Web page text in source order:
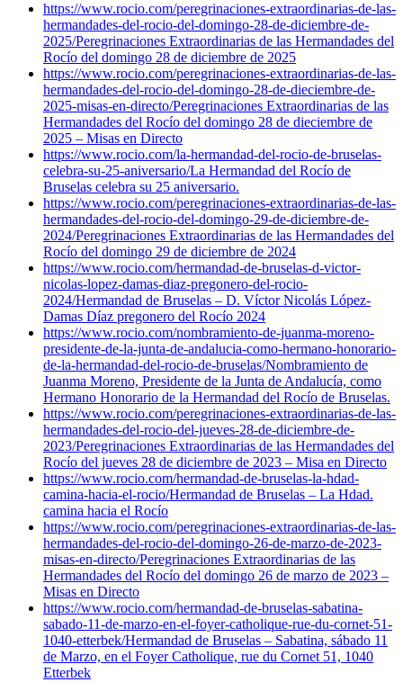
https://www.rocio.com/peregrinaciones-extraordinarias-de-las-
hermandades-del-rocio-del-domingo-28-de-diciembre-de-
2025/Peregrinaciones Extraordinarias de las Hermandades del
Rocío del domingo 28 de diciembre de 2025
https://www.rocio.com/peregrinaciones-extraordinarias-de-las-
hermandades-del-rocio-del-domingo-28-de-dieciembre-de-
2025-misas-en-directo/Peregrinaciones Extraordinarias de las
Hermandades del Rocío del domingo 28 de dieciembre de
2025 – Misas en Directo
https://www.rocio.com/la-hermandad-del-rocio-de-bruselas-
celebra-su-25-aniversario/La Hermandad del Rocío de
Bruselas celebra su 25 aniversario.
https://www.rocio.com/peregrinaciones-extraordinarias-de-las-
hermandades-del-rocio-del-domingo-29-de-diciembre-de-
2024/Peregrinaciones Extraordinarias de las Hermandades del
Rocío del domingo 29 de diciembre de 2024
https://www.rocio.com/hermandad-de-bruselas-d-victor-
nicolas-lopez-damas-diaz-pregonero-del-rocio-
2024/Hermandad de Bruselas – D. Víctor Nicolás López-
Damas Díaz pregonero del Rocío 2024
https://www.rocio.com/nombramiento-de-juanma-moreno-
presidente-de-la-junta-de-andalucia-como-hermano-honorario-
de-la-hermandad-del-rocio-de-bruselas/Nombramiento de
Juanma Moreno, Presidente de la Junta de Andalucía, como
Hermano Honorario de la Hermandad del Rocío de Bruselas.
https://www.rocio.com/peregrinaciones-extraordinarias-de-las-
hermandades-del-rocio-del-jueves-28-de-diciembre-de-
2023/Peregrinaciones Extraordinarias de las Hermandades del
Rocío del jueves 28 de diciembre de 2023 – Misa en Directo
https://www.rocio.com/hermandad-de-bruselas-la-hdad-
camina-hacia-el-rocio/Hermandad de Bruselas – La Hdad.
camina hacia el Rocío
https://www.rocio.com/peregrinaciones-extraordinarias-de-las-
hermandades-del-rocio-del-domingo-26-de-marzo-de-2023-
misas-en-directo/Peregrinaciones Extraordinarias de las
Hermandades del Rocío del domingo 26 de marzo de 2023 –
Misas en Directo
https://www.rocio.com/hermandad-de-bruselas-sabatina-
sabado-11-de-marzo-en-el-foyer-catholique-rue-du-cornet-51-
1040-etterbek/Hermandad de Bruselas – Sabatina, sábado 11
de Marzo, en el Foyer Catholique, rue du Cornet 51, 1040
Etterbek